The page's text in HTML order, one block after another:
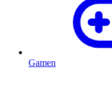
Gamen